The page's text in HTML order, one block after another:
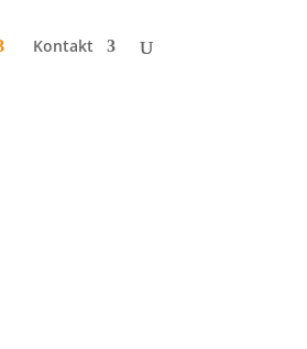
Kontakt